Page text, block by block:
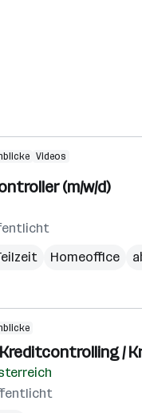
Videos
(m/w/d)
Homeoffice
/